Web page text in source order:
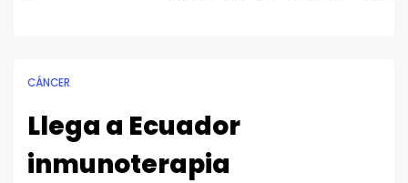
CÁNCER
Llega a Ecuador
inmunoterapia